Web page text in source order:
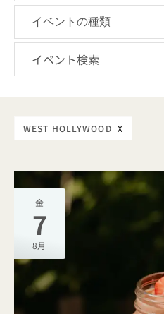
WEST HOLLYWOOD X
金
7
8月